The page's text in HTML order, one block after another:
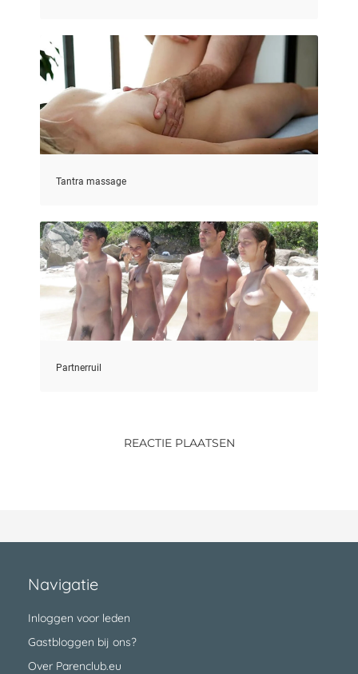
Tantra massage
Partnerruil
REACTIE PLAATSEN
Navigatie
Inloggen voor leden
Gastbloggen bij ons?
Over Parenclub.eu